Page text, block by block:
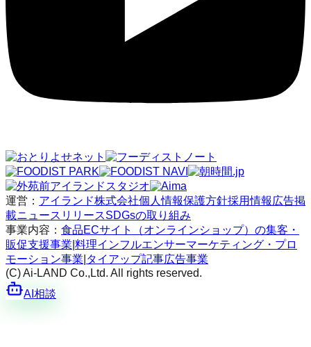
運営： アイランド株式会社個人情報保護方針採用情報 広告掲
載ニュースリリースSDGsの取り組み
事業内容： 食品ECサイト（オンラインショップ）の集客・
販促支援事業 料理インフルエンサーマーケティング・プロ
モーション事業 タイアップ記事広告事業
(C) Ai-LAND Co.,Ltd. All rights reserved.
AI相談